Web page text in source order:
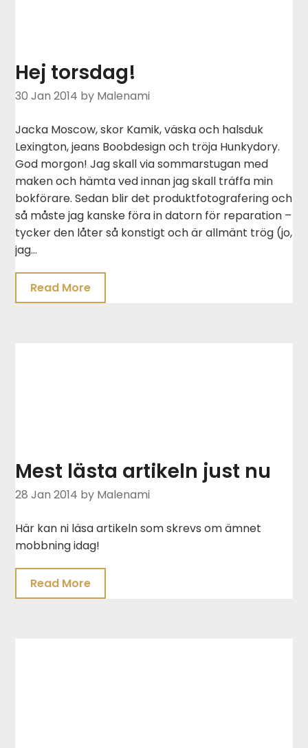
Hej torsdag!
30 Jan 2014 by Malenami
Jacka Moscow, skor Kamik, väska och halsduk
Lexington, jeans Boobdesign och tröja Hunkydory.
God morgon! Jag skall via sommarstugan med
maken och hämta ved innan jag skall träffa min
bokförare. Sedan blir det produktfotografering och
så måste jag kanske föra in datorn för reparation –
tycker den låter så konstigt och är allmänt trög (jo,
jag…
Read More
Mest lästa artikeln just nu
28 Jan 2014 by Malenami
Här kan ni läsa artikeln som skrevs om ämnet
mobbning idag!
Read More